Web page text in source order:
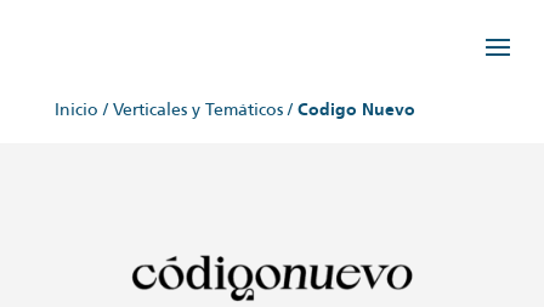
Inicio / Verticales y Temáticos/ Codigo Nuevo